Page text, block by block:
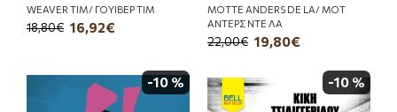
WEAVER TIM/ ΓΟΥΙΒΕΡ ΤΙΜ
16,92€
18,80€
MOTTE ANDERS DE LA/ ΜΟΤ
ΑΝΤΕΡΣ ΝΤΕ ΛΑ
19,80€
22,00€
-10 % -10 %